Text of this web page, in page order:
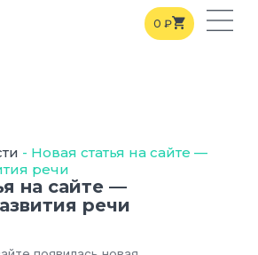
0 ₽
- Новая статья на сайте —
речи
на сайте —
речи